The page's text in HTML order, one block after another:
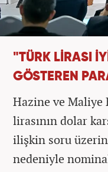
"TÜRK LİRASI
GÖSTEREN
Hazine ve Maliye
lirasının dolar
ilişkin soru
nedeniyle